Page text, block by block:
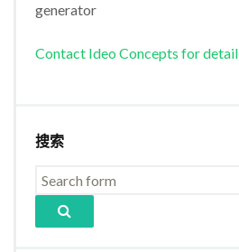
generator
Contact Ideo Concepts for detail
搜索